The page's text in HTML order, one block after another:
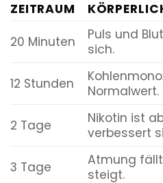
ZEITRAUM
20 Minuten
Puls und
sich.
12 Stunden
Normalwert.
2 Tage
Nikotin ist
verbessert
3 Tage
Atmung fällt
steigt.